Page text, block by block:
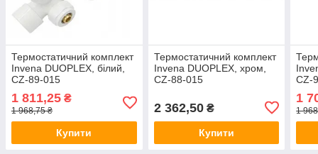
Термостатичний комплект
Invena DUOPLEX, білий,
CZ-89-015
1 811,25 ₴
1 968,75 ₴
Купити
Термостатичний комплект
Invena DUOPLEX, хром,
CZ-88-015
2 362,50₴
Купити
CZ-
1
1